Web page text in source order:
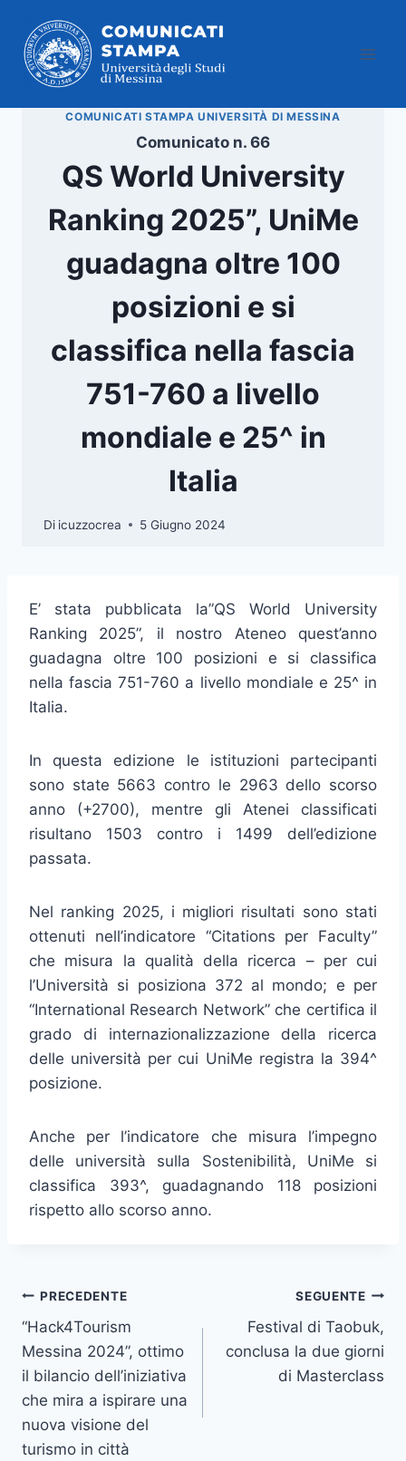
contenuto
COMUNICATI STAMPA UNIVERSITÀ DI MESSINA
Comunicato n. 66
QS World University
Ranking 2025”, UniMe
guadagna oltre 100
posizioni e si
classifica nella fascia
751-760 a livello
mondiale e 25^ in
Italia
Di icuzzocrea 5 Giugno 2024
E’ stata pubblicata la”QS World University
Ranking 2025”, il nostro Ateneo quest’anno
guadagna oltre 100 posizioni e si classifica
nella fascia 751-760 a livello mondiale e 25^ in
Italia.
In questa edizione le istituzioni partecipanti
sono state 5663 contro le 2963 dello scorso
anno (+2700), mentre gli Atenei classificati
risultano 1503 contro i 1499 dell’edizione
passata.
Nel ranking 2025, i migliori risultati sono stati
ottenuti nell’indicatore “Citations per Faculty”
che misura la qualità della ricerca – per cui
l’Università si posiziona 372 al mondo; e per
“International Research Network” che certifica il
grado di internazionalizzazione della ricerca
delle università per cui UniMe registra la 394^
posizione.
Anche per l’indicatore che misura l’impegno
delle università sulla Sostenibilità, UniMe si
classifica 393^, guadagnando 118 posizioni
rispetto allo scorso anno.
Navigazione
articoli
PRECEDENTE
“Hack4Tourism
Messina 2024”, ottimo
il bilancio dell’iniziativa
che mira a ispirare una
nuova visione del
turismo in città
SEGUENTE
Festival di Taobuk,
conclusa la due giorni
di Masterclass